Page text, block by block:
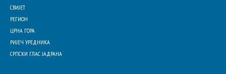
СВИЈЕТ
РЕГИОН
ЦРНА ГОРА
РИЈЕЧ УРЕДНИКА
СРПСКИ ГЛАС ЈАДРАНА